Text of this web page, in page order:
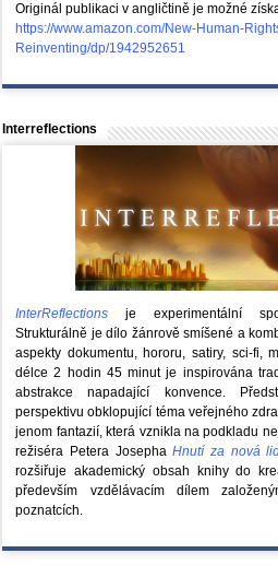
Originál publikaci v angličtině je možné
https://www.amazon.com/New-Human-
Reinventing/dp/1942952651
Interreflections
InterReflections je experimentální
Strukturálně je dílo žánrově smíšené a
aspekty dokumentu, hororu, satiry, sci-fi,
délce 2 hodin 45 minut je inspirována
abstrakce napadající konvence.
perspektivu obklopující téma veřejného
jenom fantazií, která vznikla na podkladu
režiséra Petera JosephaHnutí za nová
rozšiřuje akademický obsah knihy do
především vzdělávacím dílem
poznatcích.